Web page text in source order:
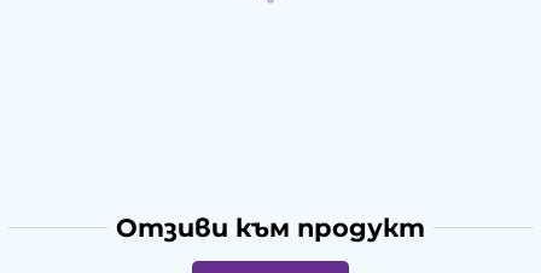
Отзиви към продукт